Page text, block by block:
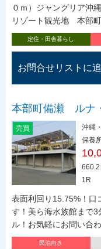
０ｍ）ジャングリア沖
リゾート観光地 本部
定住・田舎暮らし
お問合せリストに
本部町備瀬 ルナ
売買
沖縄
保養
660.2
1R
表面利回り15.75%！口
す！美ら海水族館まで
ル！お気軽にお問い合
民泊向き